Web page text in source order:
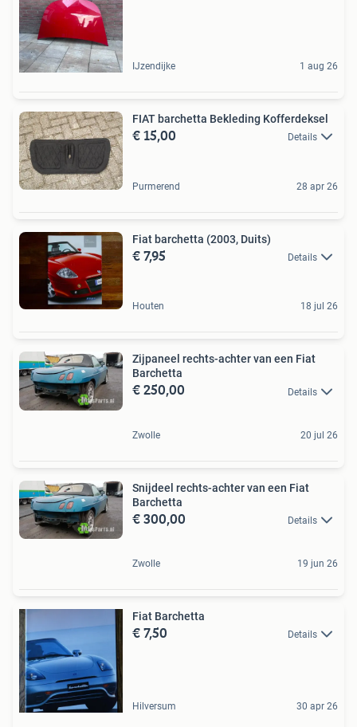
IJzendijke 1 aug 26
FIAT barchetta Bekleding Kofferdeksel
€ 15,00 Details
Purmerend 28 apr 26
Fiat barchetta (2003, Duits)
€ 7,95 Details
Houten 18 jul 26
Zijpaneel rechts-achter van een Fiat
Barchetta
€ 250,00 Details
Zwolle 20 jul 26
Snijdeel rechts-achter van een Fiat
Barchetta
€ 300,00 Details
Zwolle 19 jun 26
Fiat Barchetta
€ 7,50 Details
Hilversum 30 apr 26